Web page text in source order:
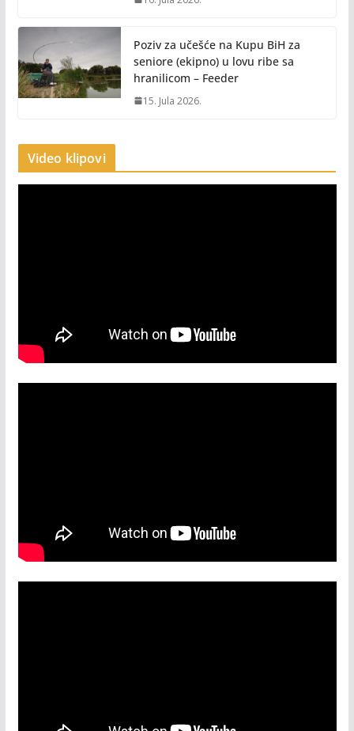
Poziv za učešće na Kupu BiH za
seniore (ekipno) u lovu ribe sa
hranilicom – Feeder
15. Jula 2026.
Video klipovi